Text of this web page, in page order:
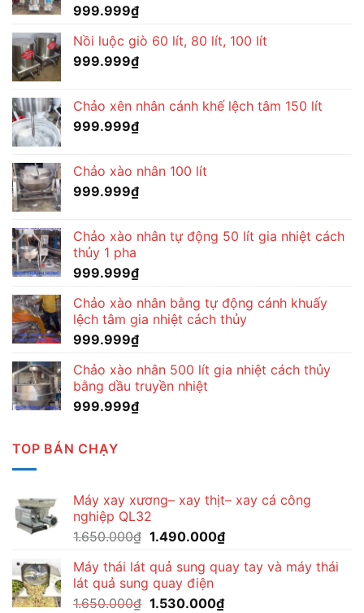
999.999₫
Nồi luộc giò 60 lít, 80 lít, 100 lít
999.999₫
Chảo xên nhân cánh khế lệch tâm 150 lít
999.999₫
Chảo xào nhân 100 lít
999.999₫
Chảo xào nhân tự động 50 lít gia nhiệt cách
thủy 1 pha
999.999₫
Chảo xào nhân bằng tự động cánh khuấy
lệch tâm gia nhiệt cách thủy
999.999₫
Chảo xào nhân 500 lít gia nhiệt cách thủy
bằng dầu truyền nhiệt
999.999₫
TOP BÁN CHẠY
Máy xay xương– xay thịt– xay cá công
nghiệp QL32
1.650.000₫ Giá
là:
1.650.000₫.
1.490.000₫Giá
tại
1.490.000₫.
Máy thái lát quả sung quay tay và máy thái
lát quả sung quay điện
1.650.000₫ Giá
1.530.000₫Giá